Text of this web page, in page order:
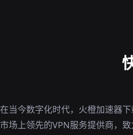
在当今数字化时代，火橙加速器
市场上领先的VPN服务提供商，